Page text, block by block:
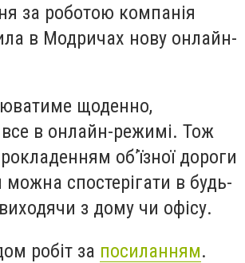
за роботою компанія
в Модричах нову онлайн-
щоденно,
в онлайн-режимі. Тож
об’їзної дороги
можна спостерігати в будь-
з дому чи офісу.
робіт за посиланням.